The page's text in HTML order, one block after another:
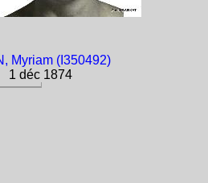
Myriam (I350492)
1 déc 1874